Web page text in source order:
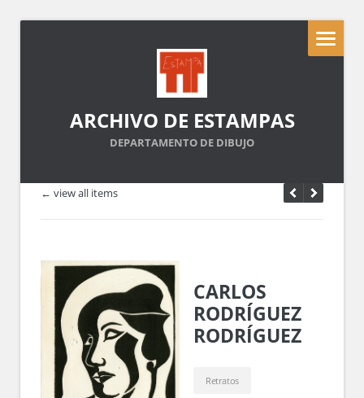
ARCHIVO DE ESTAMPAS
DEPARTAMENTO DE DIBUJO
← view all items
CARLOS
RODRÍGUEZ
RODRÍGUEZ
Retratos